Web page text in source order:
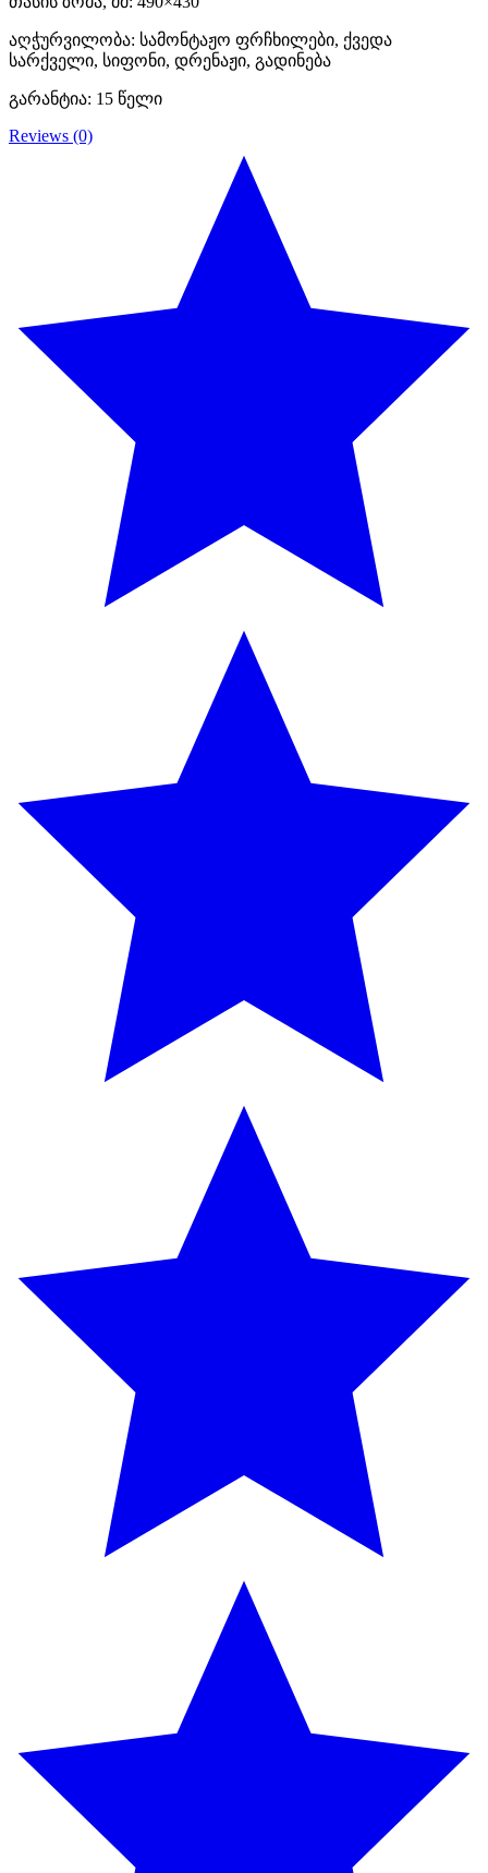
აღჭურვილობა: სამონტაჟო ფრჩხილები, ქვედა
სარქველი, სიფონი, დრენაჟი, გადინება
გარანტია: 15 წელი
Reviews (0)